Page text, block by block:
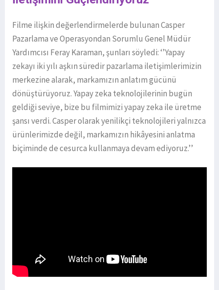
Filme ilişkin değerlendirmelerde bulunan Casper
Pazarlama ve Operasyondan Sorumlu Genel Müdür
Yardımcısı Feray Karaman, şunları söyledi: ‘’Yapay
zekayı iki yılı aşkın süredir pazarlama iletişimlerimizin
merkezine alarak, markamızın anlatım gücünü
dönüştürüyoruz. Yapay zeka teknolojilerinin bugün
geldiği seviye, bize bu filmimizi yapay zeka ile üretme
şansı verdi. Casper olarak yenilikçi teknolojileri yalnızca
ürünlerimizde değil, markamızın hikâyesini anlatma
biçiminde de cesurca kullanmaya devam ediyoruz.’’